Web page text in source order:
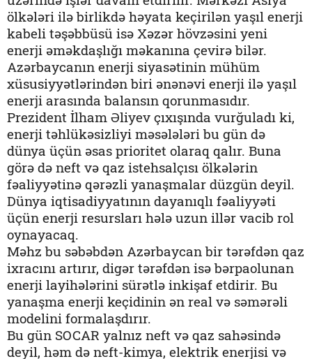
ölkələri ilə birlikdə həyata keçirilən yaşıl enerji
kabeli təşəbbüsü isə Xəzər hövzəsini yeni
enerji əməkdaşlığı məkanına çevirə bilər.
Azərbaycanın enerji siyasətinin mühüm
xüsusiyyətlərindən biri ənənəvi enerji ilə yaşıl
enerji arasında balansın qorunmasıdır.
Prezident İlham Əliyev çıxışında vurğuladı ki,
enerji təhlükəsizliyi məsələləri bu gün də
dünya üçün əsas prioritet olaraq qalır. Buna
görə də neft və qaz istehsalçısı ölkələrin
fəaliyyətinə qərəzli yanaşmalar düzgün deyil.
Dünya iqtisadiyyatının dayanıqlı fəaliyyəti
üçün enerji resursları hələ uzun illər vacib rol
oynayacaq.
Məhz bu səbəbdən Azərbaycan bir tərəfdən qaz
ixracını artırır, digər tərəfdən isə bərpaolunan
enerji layihələrini sürətlə inkişaf etdirir. Bu
yanaşma enerji keçidinin ən real və səmərəli
modelini formalaşdırır.
Bu gün SOCAR yalnız neft və qaz sahəsində
deyil, həm də neft-kimya, elektrik enerjisi və